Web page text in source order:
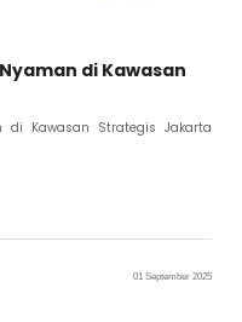
di Kawasan
Kawasan Strategis Jakarta
01 September 2025